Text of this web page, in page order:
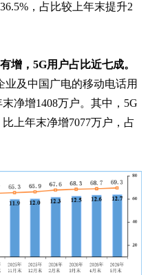
，占比较上年末提升2
增，5G用户占比近七成。
及中国广电的移动电话用
净增1408万户。其中，5G
上年末净增7077万户，占